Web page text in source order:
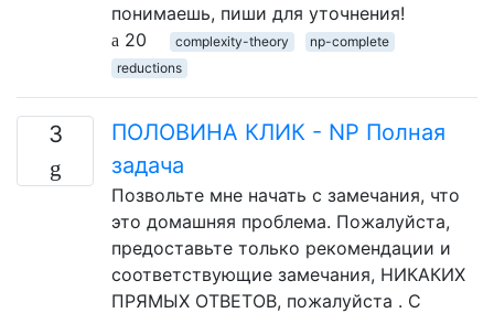
понимаешь, пиши для уточнения!
20
complexity-theory
np-complete
reductions
3
ПОЛОВИНА КЛИК - NP Полная
задача
Позвольте мне начать с замечания, что
это домашняя проблема. Пожалуйста,
предоставьте только рекомендации и
соответствующие замечания, НИКАКИХ
ПРЯМЫХ ОТВЕТОВ, пожалуйста . С